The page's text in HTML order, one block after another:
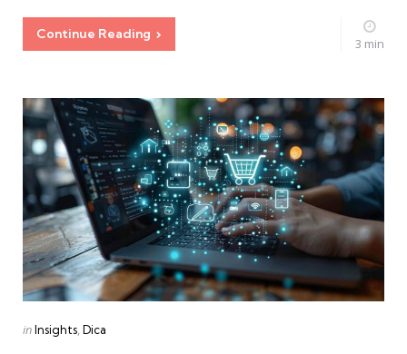
Continue Reading
3 min
Categories
Posted
inInsights Dica